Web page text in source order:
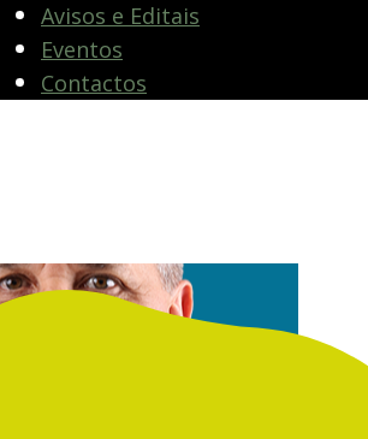
Avisos e Editais
Eventos
Contactos